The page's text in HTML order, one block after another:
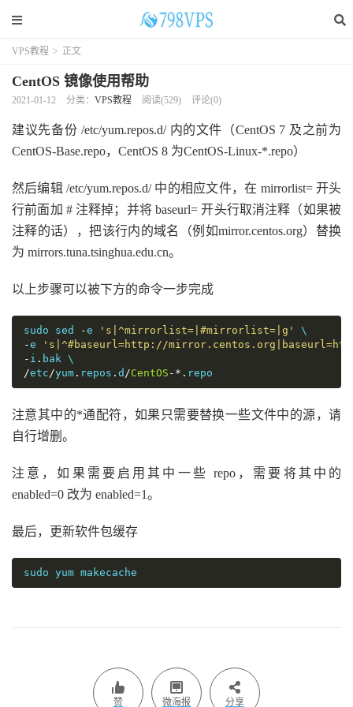
VPS教程 > 正文
CentOS 镜像使用帮助
2021-01-12 分类： VPS教程 阅读(529) 评论(0)
建议先备份 /etc/yum.repos.d/ 内的文件（CentOS 7 及之前为
CentOS-Base.repo，CentOS 8 为CentOS-Linux-*.repo）
然后编辑 /etc/yum.repos.d/ 中的相应文件，在 mirrorlist= 开头
行前面加 # 注释掉；并将 baseurl= 开头行取消注释（如果被
注释的话），把该行内的域名（例如mirror.centos.org）替换
为 mirrors.tuna.tsinghua.edu.cn。
以上步骤可以被下方的命令一步完成
sudo sed -e 's|^mirrorlist=|#mirrorlist=|g'
-e
's|^#baseurl=http://
- i .
/etc/yum . repos . d /CentOS -*. repo
注意其中的*通配符，如果只需要替换一些文件中的源，请
自行增删。
注意，如果需要启用其中一些 repo，需要将其中的
enabled=0 改为 enabled=1。
最后，更新软件包缓存
sudo yum makecache
赞 微海报 分享